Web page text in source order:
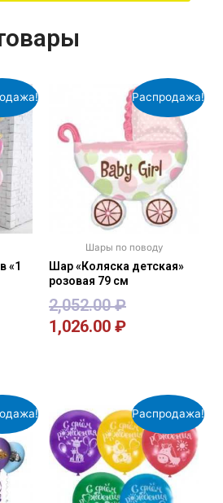
«1
Распродажа!
Шары по поводу
Шар «Коляска детская»
розовая 79 см
2,052.00₽
1,026.00 ₽
Распродажа!